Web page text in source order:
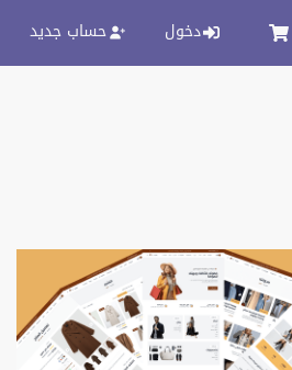
دخول حساب جديد